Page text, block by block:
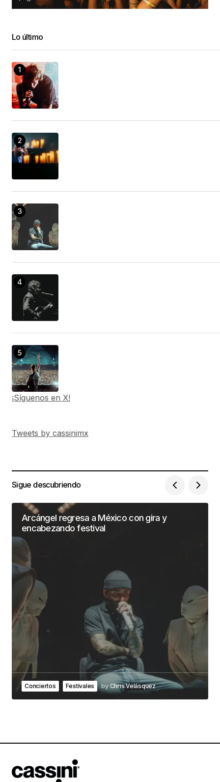
Lo último
¡Síguenos en X!
Tweets by cassinimx
Sigue descubriendo
Arcángel regresa a México con gira y
encabezando festival
Conciertos Festivales by Chris Velásquez